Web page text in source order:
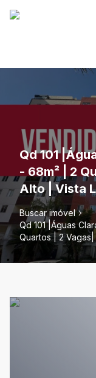
Qd 101
- 68m² | 2
Alto | Vista
Buscar imóvel
Qd 101 |Águas
Quartos | 2